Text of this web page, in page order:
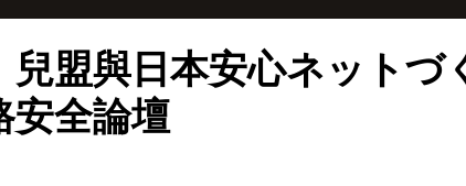
兒盟與日本安心ネット
安全論壇